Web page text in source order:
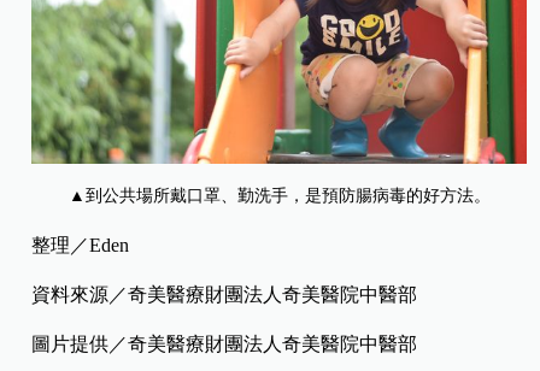
▲到公共場所戴口罩、勤洗手，是預防腸病毒的好方法。
整理／Eden
資料來源／奇美醫療財團法人奇美醫院中醫部
圖片提供／奇美醫療財團法人奇美醫院中醫部